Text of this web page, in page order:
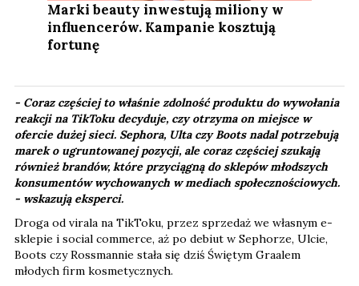
Marki beauty inwestują miliony w
influencerów. Kampanie kosztują
fortunę
- Coraz częściej to właśnie zdolność produktu do wywołania
reakcji na TikToku decyduje, czy otrzyma on miejsce w
ofercie dużej sieci. Sephora, Ulta czy Boots nadal potrzebują
marek o ugruntowanej pozycji, ale coraz częściej szukają
również brandów, które przyciągną do sklepów młodszych
konsumentów wychowanych w mediach społecznościowych.​
- wskazują eksperci.
Droga od virala na TikToku, przez sprzedaż we własnym e-
sklepie i social commerce, aż po debiut w Sephorze, Ulcie,
Boots czy Rossmannie stała się dziś Świętym Graalem
młodych firm kosmetycznych.